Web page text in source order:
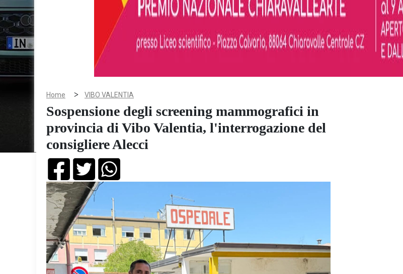
Home > VIBO VALENTIA
Sospensione degli screening mammografici in
provincia di Vibo Valentia, l'interrogazione del
consigliere Alecci